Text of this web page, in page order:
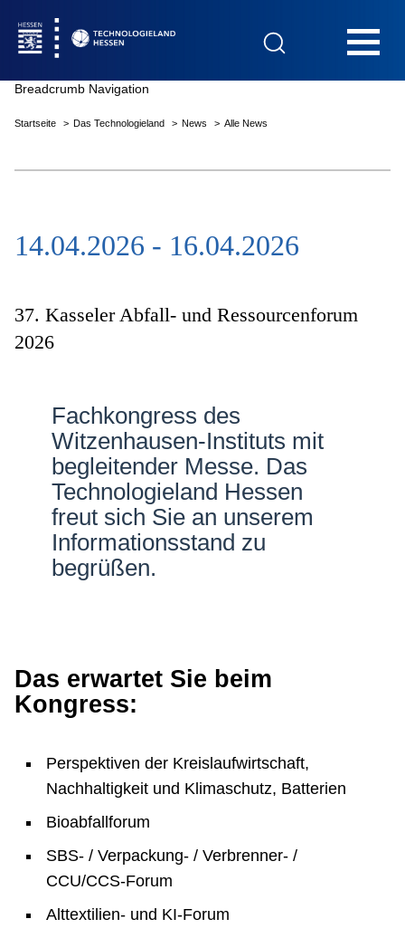
Das Technologieland
Innovationsfelder
Netzwerke
Breadcrumb Navigation
Startseite Das Technologieland News Alle News
14.04.2026 - 16.04.2026
37. Kasseler Abfall- und Ressourcenforum
2026
Fachkongress des
Witzenhausen-Instituts mit
begleitender Messe. Das
Technologieland Hessen
freut sich Sie an unserem
Informationsstand zu
begrüßen.
Das erwartet Sie beim
Kongress:
Perspektiven der Kreislaufwirtschaft,
Nachhaltigkeit und Klimaschutz, Batterien
Bioabfallforum
SBS- / Verpackung- / Verbrenner- /
CCU/CCS-Forum
Alttextilien- und KI-Forum